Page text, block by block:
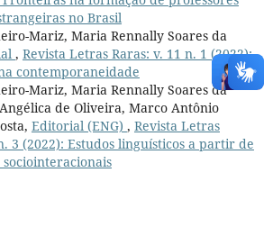
no Brasil
Mariz, Maria Rennally Soares da
, Revista Letras Raras: v. 11 n. 1 (2022):
contemporaneidade
Mariz, Maria Rennally Soares da
de Oliveira, Marco Antônio
Editorial (ENG) , Revista Letras
3 (2022): Estudos linguísticos a partir de